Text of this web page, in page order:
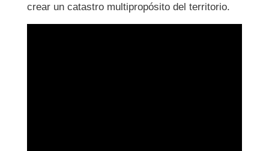
crear un catastro multipropósito del territorio.